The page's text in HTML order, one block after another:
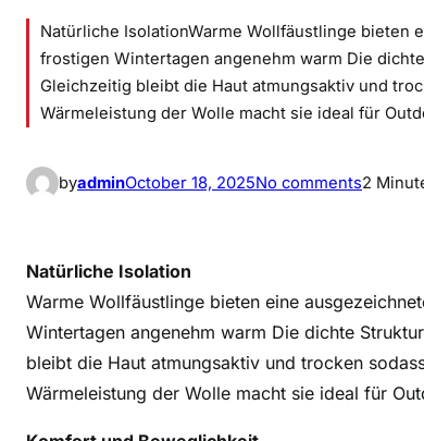
Natürliche IsolationWarme Wollfäustlinge bieten
frostigen Wintertagen angenehm warm Die
Gleichzeitig bleibt die Haut atmungsaktiv und
Wärmeleistung der Wolle macht sie ideal für
byadminOctober 18, 2025No commentso
i
g
e
2
Natürliche Isolation
Warme Wollfäustlinge bieten eine
Wintertagen angenehm warm Die dichte
bleibt die Haut atmungsaktiv und trocken
Wärmeleistung der Wolle macht sie ideal für